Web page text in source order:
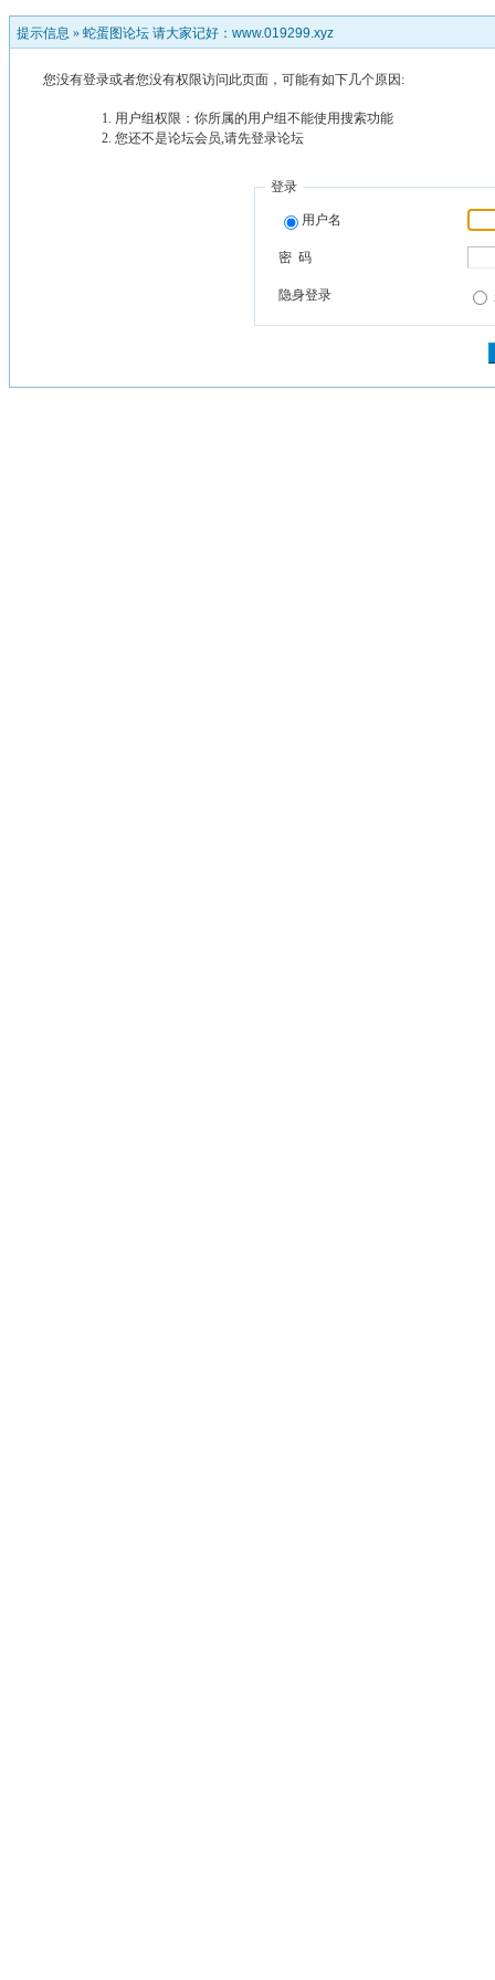
提示信息 » 蛇蛋图论坛 请大家记好：www.019299.xyz
您没有登录或者您没有权限访问此页面，可能有如下几个原因:
用户组权限：你所属的用户组不能使用搜索功能
您还不是论坛会员,请先登录论坛
登录
用户名
密 码
隐身登录